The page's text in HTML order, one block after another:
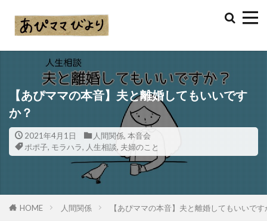
【あぴママの本音】夫と離婚してもいいです
か？
2021年4月1日 人間関係, 本音会
ポポ子, モラハラ, 人生相談, 夫婦のこと
HOME 人間関係 【あぴママの本音】夫と離婚してもいいです